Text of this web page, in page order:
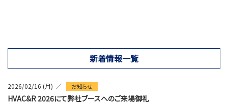
新着情報一覧
2026/02/16 (月) お知らせ
HVAC&R 2026にて弊社ブースへのご来場御礼